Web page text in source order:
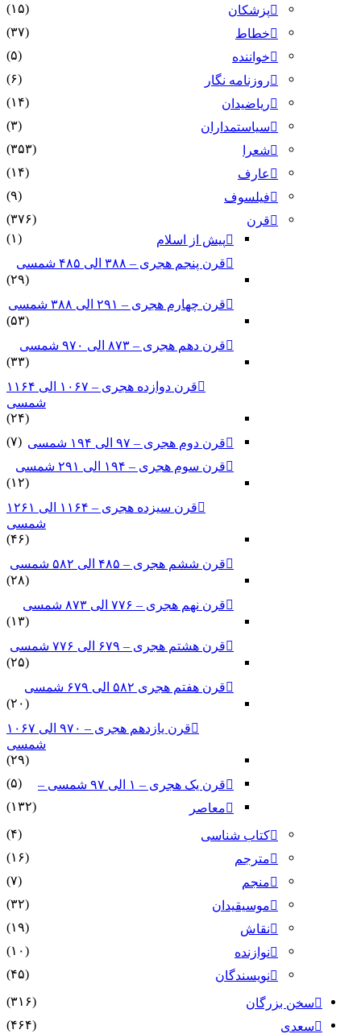
پزشکان
(۱۵)
خطاط
(۳۷)
خواننده
(۵)
روزنامه نگار
(۶)
ریاضیدان
(۱۴)
سیاستمداران
(۳)
شعرا
(۳۵۳)
عارف
(۱۴)
فیلسوف
(۹)
قرن
(۳۷۶)
پیش از اسلام
(۱)
قرن پنجم هجری – ۳۸۸ الی ۴۸۵ شمسی
(۲۹)
قرن چهارم هجری – ۲۹۱ الی ۳۸۸ شمسی
(۵۳)
قرن دهم هجری – ۸۷۳ الی ۹۷۰ شمسی
(۳۳)
قرن دوازده هجری – ۱۰۶۷ الی ۱۱۶۴
شمسی
(۲۴)
قرن دوم هجری – ۹۷ الی ۱۹۴ شمسی
(۷)
قرن سوم هجری – ۱۹۴ الی ۲۹۱ شمسی
(۱۲)
قرن سیزده هجری – ۱۱۶۴ الی ۱۲۶۱
شمسی
(۴۶)
قرن ششم هجری – ۴۸۵ الی ۵۸۲ شمسی
(۲۸)
قرن نهم هجری – ۷۷۶ الی ۸۷۳ شمسی
(۱۳)
قرن هشتم هجری – ۶۷۹ الی ۷۷۶ شمسی
(۲۵)
قرن هفتم هجری ۵۸۲ الی ۶۷۹ شمسی
(۲۰)
قرن یازدهم هجری – ۹۷۰ الی ۱۰۶۷
شمسی
(۲۹)
قرن یک هجری – ۱ الی ۹۷ شمسی –
(۵)
معاصر
(۱۳۲)
کتاب شناسی
(۴)
مترجم
(۱۶)
منجم
(۷)
موسیقیدان
(۳۲)
نقاش
(۱۹)
نوازنده
(۱۰)
نویسندگان
(۴۵)
سخن بزرگان
(۳۱۶)
سعدی
(۴۶۴)